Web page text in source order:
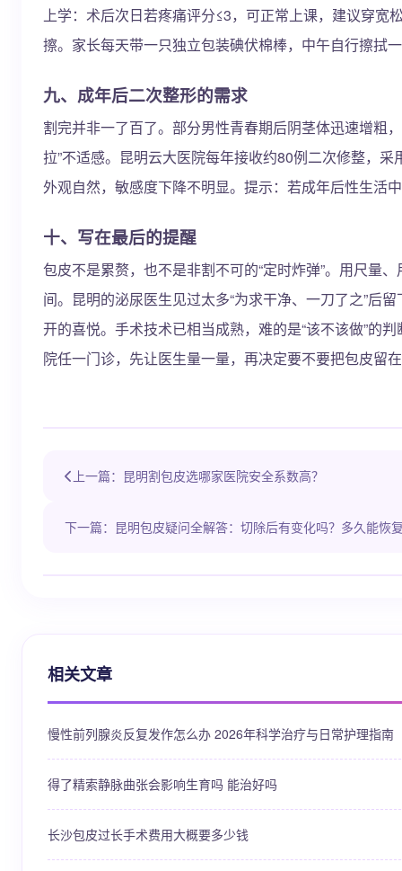
上学：术后次日若疼痛评分≤3，可正常上课，建议穿宽
擦。家长每天带一只独立包装碘伏棉棒，中午自行擦拭
九、成年后二次整形的需求
割完并非一了百了。部分男性青春期后阴茎体迅速增粗
拉”不适感。昆明云大医院每年接收约80例二次修整，采
外观自然，敏感度下降不明显。提示：若成年后性生活
十、写在最后的提醒
包皮不是累赘，也不是非割不可的“定时炸弹”。用尺量
间。昆明的泌尿医生见过太多“为求干净、一刀了之”后
开的喜悦。手术技术已相当成熟，难的是“该不该做”的
院任一门诊，先让医生量一量，再决定要不要把包皮留
上一篇：昆明割包皮选哪家医院安全系数高？
下一篇：昆明包皮疑问全解答：切除后有变化吗？多久能恢
相关文章
慢性前列腺炎反复发作怎么办 2026年科学治疗与日常护理指南
得了精索静脉曲张会影响生育吗 能治好吗
长沙包皮过长手术费用大概要多少钱